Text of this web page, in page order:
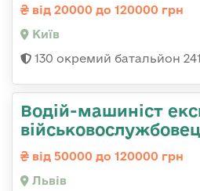
від 20000 до 120000 грн
Київ
130 окремий батальйон
Водій-машиніст
від 50000 до 120000 грн
Львів